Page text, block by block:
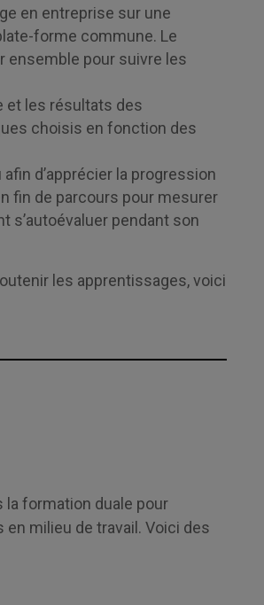
en entreprise sur une
forme commune. Le
ensemble pour suivre les
et les résultats des
choisis en fonction des
d’apprécier la progression
fin de parcours pour mesurer
s’autoévaluer pendant son
les apprentissages, voici
formation duale pour
milieu de travail. Voici des